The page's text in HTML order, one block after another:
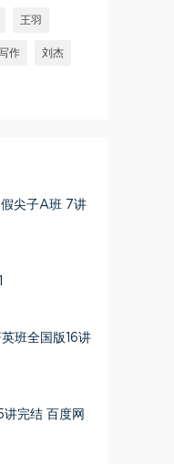
王羽
作 刘杰
尖子A班 7讲
班全国版16讲
完结 百度网